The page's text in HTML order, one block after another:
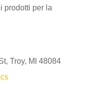
prodotti per la
Troy, MI 48084